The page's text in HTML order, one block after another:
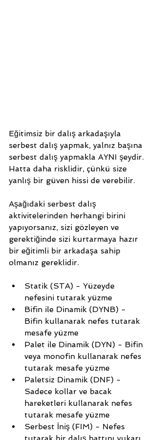
Eğitimsiz bir dalış arkadaşıyla
serbest dalış yapmak, yalnız başına
serbest dalış yapmakla AYNI şeydir.
Hatta daha risklidir, çünkü size
yanlış bir güven hissi de verebilir.
Aşağıdaki serbest dalış
aktivitelerinden herhangi birini
yapıyorsanız, sizi gözleyen ve
gerektiğinde sizi kurtarmaya hazır
bir eğitimli bir arkadaşa sahip
olmanız gereklidir.
Statik (STA) - Yüzeyde
nefesini tutarak yüzme
Bifin ile Dinamik (DYNB) -
Bifin kullanarak nefes tutarak
mesafe yüzme
Palet ile Dinamik (DYN) - Bifin
veya monofin kullanarak nefes
tutarak mesafe yüzme
Paletsiz Dinamik (DNF) -
Sadece kollar ve bacak
hareketleri kullanarak nefes
tutarak mesafe yüzme
Serbest İniş (FIM) - Nefes